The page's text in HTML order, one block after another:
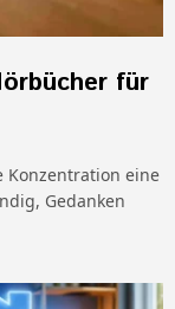
für
Konzentration eine
Gedanken